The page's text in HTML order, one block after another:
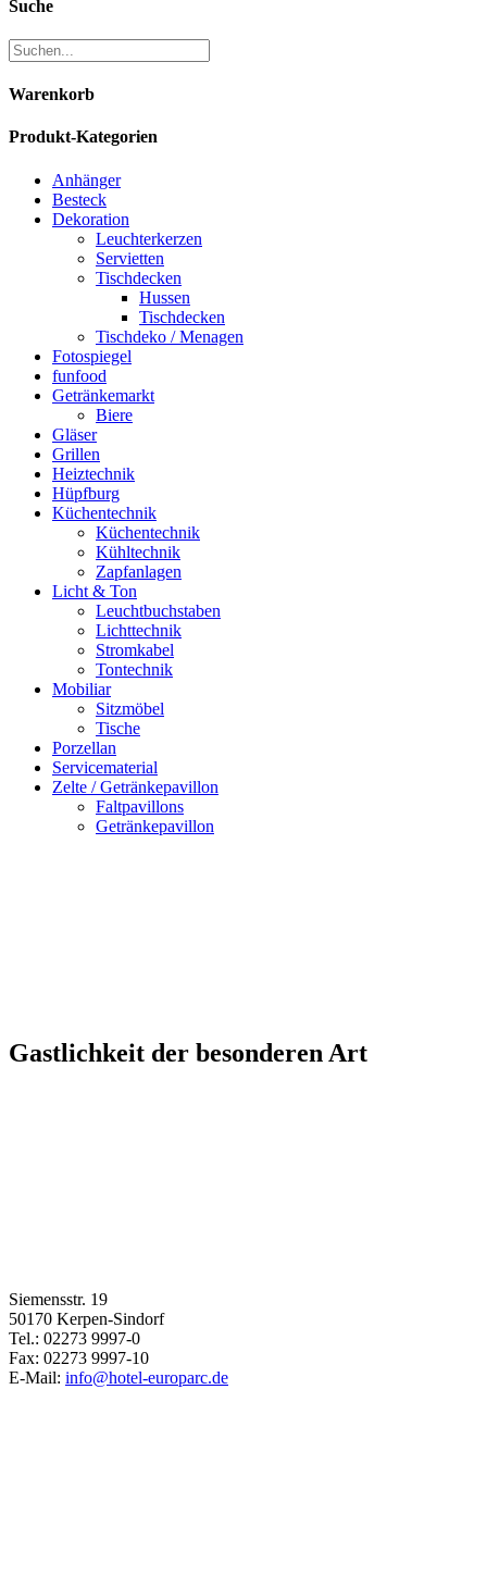
Suche
Warenkorb
Produkt-Kategorien
Anhänger
Besteck
Dekoration
Leuchterkerzen
Servietten
Tischdecken
Hussen
Tischdecken
Tischdeko / Menagen
Fotospiegel
funfood
Getränkemarkt
Biere
Gläser
Grillen
Heiztechnik
Hüpfburg
Küchentechnik
Küchentechnik
Kühltechnik
Zapfanlagen
Licht & Ton
Leuchtbuchstaben
Lichttechnik
Stromkabel
Tontechnik
Mobiliar
Sitzmöbel
Tische
Porzellan
Servicematerial
Zelte / Getränkepavillon
Faltpavillons
Getränkepavillon
Gastlichkeit der besonderen Art
Siemensstr. 19
50170 Kerpen-Sindorf
Tel.: 02273 9997-0
Fax: 02273 9997-10
E-Mail: info@hotel-europarc.de